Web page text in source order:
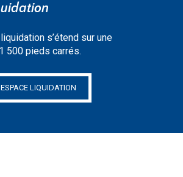
s’étend sur une
500 pieds carrés.
LIQUIDATION